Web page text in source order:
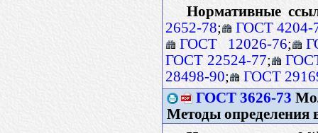
Нормативные
2652-78;
ГОСТ 4204-
ГОСТ 12026-76;
ГОСТ 22524-77;
28498-90;
ГОСТ
ГОСТ 3626-73
Методы определения